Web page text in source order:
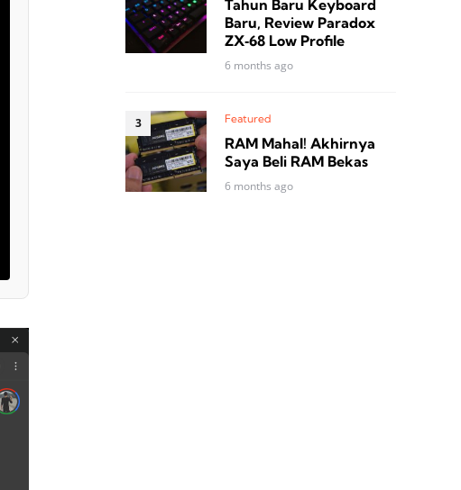
Tahun Baru Keyboard
Baru, Review Paradox
ZX‑68 Low Profile
6 months ago
Featured
RAM Mahal! Akhirnya
Saya Beli RAM Bekas
6 months ago